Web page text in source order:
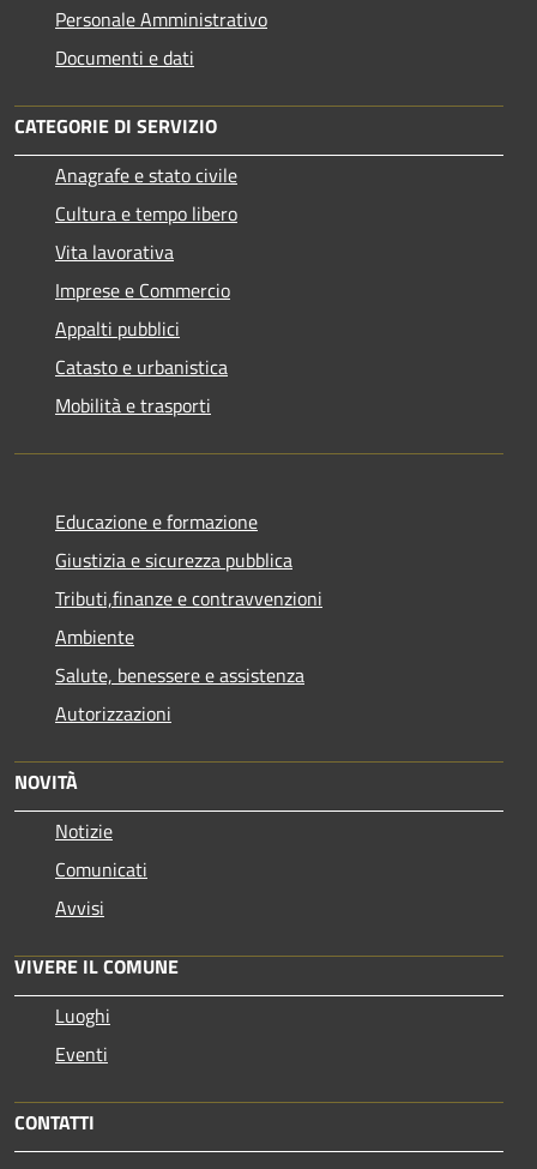
Personale Amministrativo
Documenti e dati
CATEGORIE DI SERVIZIO
Anagrafe e stato civile
Cultura e tempo libero
Vita lavorativa
Imprese e Commercio
Appalti pubblici
Catasto e urbanistica
Mobilità e trasporti
Educazione e formazione
Giustizia e sicurezza pubblica
Tributi,finanze e contravvenzioni
Ambiente
Salute, benessere e assistenza
Autorizzazioni
NOVITÀ
Notizie
Comunicati
Avvisi
VIVERE IL COMUNE
Luoghi
Eventi
CONTATTI